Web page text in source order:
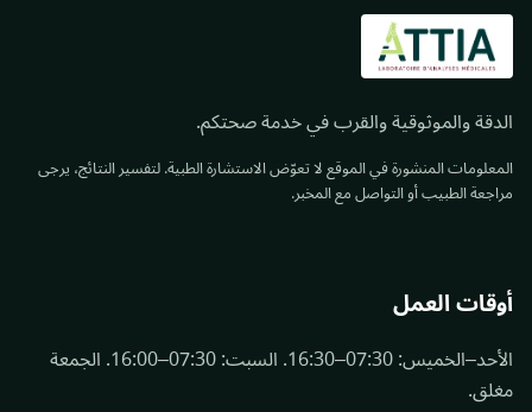
الدقة والموثوقية والقرب في خدمة صحتكم.
المعلومات المنشورة في الموقع لا تعوّض الاستشارة الطبية. لتفسير النتائج، يرجى
مراجعة الطبيب أو التواصل مع المخبر.
أوقات العمل
الأحد–الخميس: 07:30–16:30. السبت: 07:30–16:00. الجمعة
مغلق.